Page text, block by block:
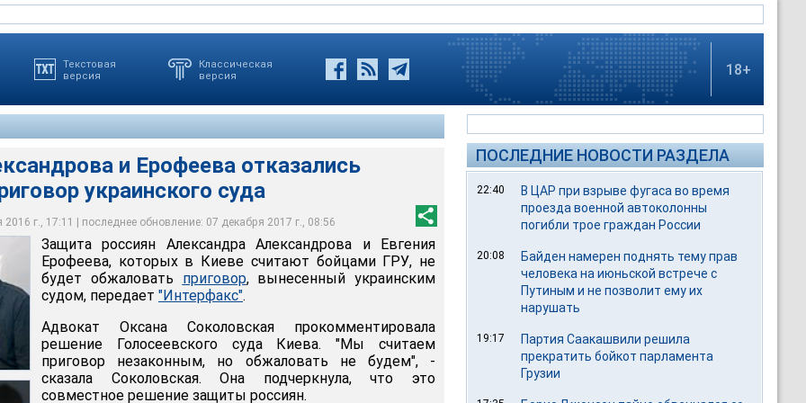
Текстовая
версия
Классическая
версия
18+
и Ерофеева отказались
украинского суда
г., 17:11 | последнее обновление: 07 декабря 2017 г., 08:56
Александрова и Евгения Ерофеева, которых в Киеве
не будет обжаловать приговор, вынесенный украинским
прокомментировала решение Голосеевского суда
незаконным, но обжаловать не будем", - сказала
Валентин Рыбин заявил, что решение по поводу
оглашено во вторник вечером. "Пока еще окончательное
не приняли. Будет известно около 18:00", - сказал
Защита россиян Александра Александрова и Евгения
Ерофеева, которых в Киеве считают бойцами ГРУ, не
будет обжаловать приговор, вынесенный украинским
судом, передает "Интерфакс".
Адвокат Оксана Соколовская прокомментировала
решение Голосеевского суда Киева. "Мы считаем
приговор незаконным, но обжаловать не будем", -
сказала Соколовская. Она подчеркнула, что это
совместное решение защиты россиян.
ПОСЛЕДНИЕ НОВОСТИ РАЗДЕЛА
22:40
В ЦАР при взрыве фугаса во время
проезда военной автоколонны
погибли трое граждан России
20:08
Байден намерен поднять тему прав
человека на июньской встрече с
Путиным и не позволит ему их
нарушать
19:17
Партия Саакашвили решила
прекратить бойкот парламента
Грузии